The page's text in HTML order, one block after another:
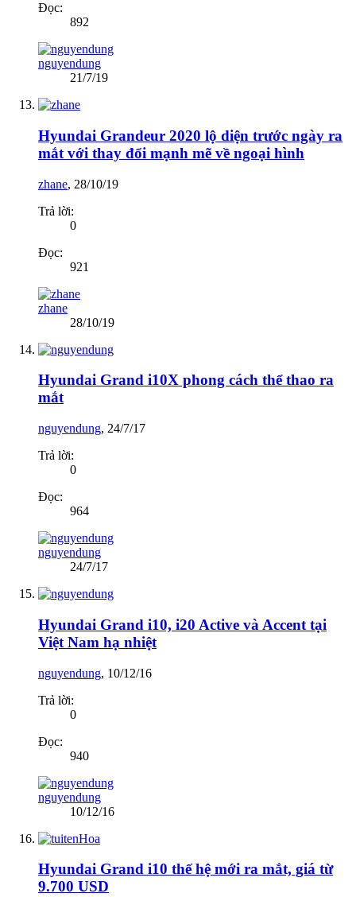
Đọc:
892
nguyendung
21/7/19
Hyundai Grandeur 2020 lộ diện trước ngày ra
mắt với thay đổi mạnh mẽ về ngoại hình
zhane, 28/10/19
Trả lời:
0
Đọc:
921
zhane
28/10/19
Hyundai Grand i10X phong cách thể thao ra
mắt
nguyendung, 24/7/17
Trả lời:
0
Đọc:
964
nguyendung
24/7/17
Hyundai Grand i10, i20 Active và Accent tại
Việt Nam hạ nhiệt
nguyendung, 10/12/16
Trả lời:
0
Đọc:
940
nguyendung
10/12/16
Hyundai Grand i10 thế hệ mới ra mắt, giá từ
9.700 USD